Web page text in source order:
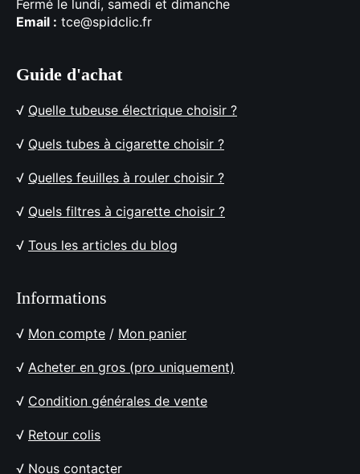
Fermé le lundi, samedi et dimanche
Email : tce@spidclic.fr
Guide d'achat
√ Quelle tubeuse électrique choisir ?
√ Quels tubes à cigarette choisir ?
√ Quelles feuilles à rouler choisir ?
√ Quels filtres à cigarette choisir ?
√ Tous les articles du blog
Informations
√ Mon compte / Mon panier
√ Acheter en gros (pro uniquement)
√ Condition générales de vente
√ Retour colis
√ Nous contacter